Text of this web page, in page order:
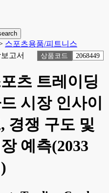
스포츠용품/피트니스
고서
상품코드 2068449
츠 트레이딩
시장 인사이
경쟁 구도 및
예측(2033